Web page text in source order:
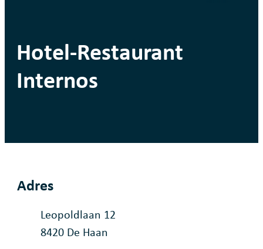
Hotel-Restaurant
Internos
Adres
AdresLeopoldlaan 12
,8420 De Haan